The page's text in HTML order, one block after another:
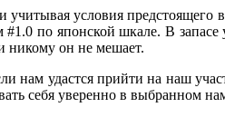
учитывая условия
по японской шкале. В
никому он не мешает.
нам удастся прийти на наш
себя уверенно в выбранном